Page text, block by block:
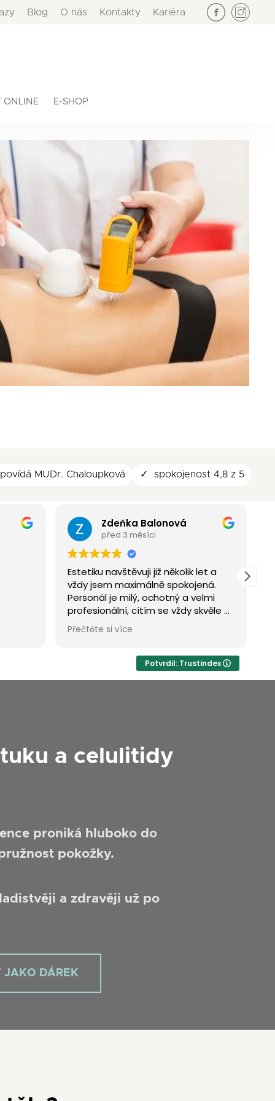
Blog O nás Kontakty Kariéra
ONLINE E-SHOP
MUDr. Chaloupková spokojenost 4,8 z 5
Balonová
již několik let a
maximálně spokojená.
milý, ochotný a velmi
cítím se vždy skvěle a
Výsledek je vždy
a mám z něj velkou
Kristy Popova
Moc milá paní a super
Potvrdil: Trustindex
a celulitidy
proniká hluboko do
pokožky.
a zdravěji už po
JAKO DÁREK
×